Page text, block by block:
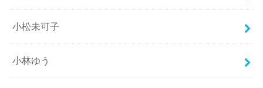
小松未可子
小林ゆう